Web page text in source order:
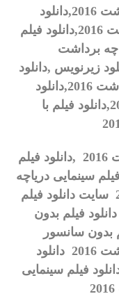
,دانلود
,دانلود فیلم
برداشت
زیرنویس ,دانلود
2016
,دانلود
,دانلود فیلم با
دانلود فیلم خارجی دریاچه برداشت 2016 ,دانلود فیلم
سینمایی دریاچه
برداشت 2016 ,دریاچه برداشت 2016 سایت دانلود فیلم
بدون سانسور,دریاچه برداشت 2016 دانلود فیلم بدون
برداشت 2016 فیلم بدون سانسور
دریاچه برداشت 2016 دانلود
فیلم ,دریاچه برداشت 2016 دانلود فیلم سینمایی